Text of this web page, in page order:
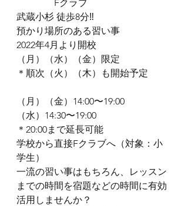
Fクラブ
武蔵小杉 徒歩8分‼︎
預かり場所のある習い事
2022年4月より開校
（月）（水）（金）限定
＊順次（火）（木）も開始予定
（月）（金）14:00〜19:00
（水）14:30〜19:00
＊20:00まで延長可能
学校から直接Fクラブへ（対象：小
学生）
一流の習い事はもちろん、レッスン
までの時間を宿題などの時間に有効
活用しませんか？